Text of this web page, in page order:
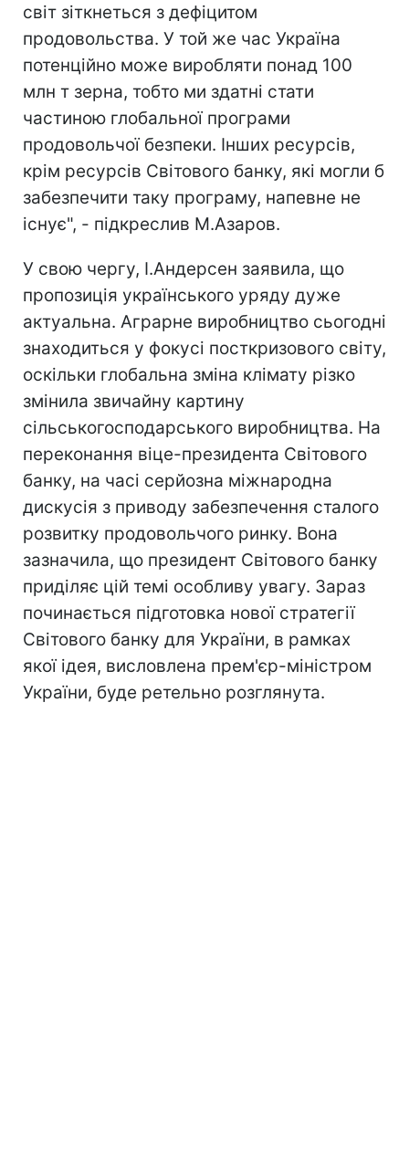
світ зіткнеться з дефіцитом
продовольства. У той же час Україна
потенційно може виробляти понад 100
млн т зерна, тобто ми здатні стати
частиною глобальної програми
продовольчої безпеки. Інших ресурсів,
крім ресурсів Світового банку, які могли б
забезпечити таку програму, напевне не
існує", - підкреслив М.Азаров.
У свою чергу, І.Андерсен заявила, що
пропозиція українського уряду дуже
актуальна. Аграрне виробництво сьогодні
знаходиться у фокусі посткризового світу,
оскільки глобальна зміна клімату різко
змінила звичайну картину
сільськогосподарського виробництва. На
переконання віце-президента Світового
банку, на часі серйозна міжнародна
дискусія з приводу забезпечення сталого
розвитку продовольчого ринку. Вона
зазначила, що президент Світового банку
приділяє цій темі особливу увагу. Зараз
починається підготовка нової стратегії
Світового банку для України, в рамках
якої ідея, висловлена прем'єр-міністром
України, буде ретельно розглянута.